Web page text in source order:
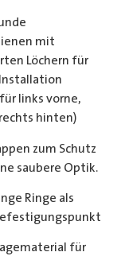
mit
Löchern für
links vorne,
hinten)
zum Schutz
saubere Optik.
Ringe als
für